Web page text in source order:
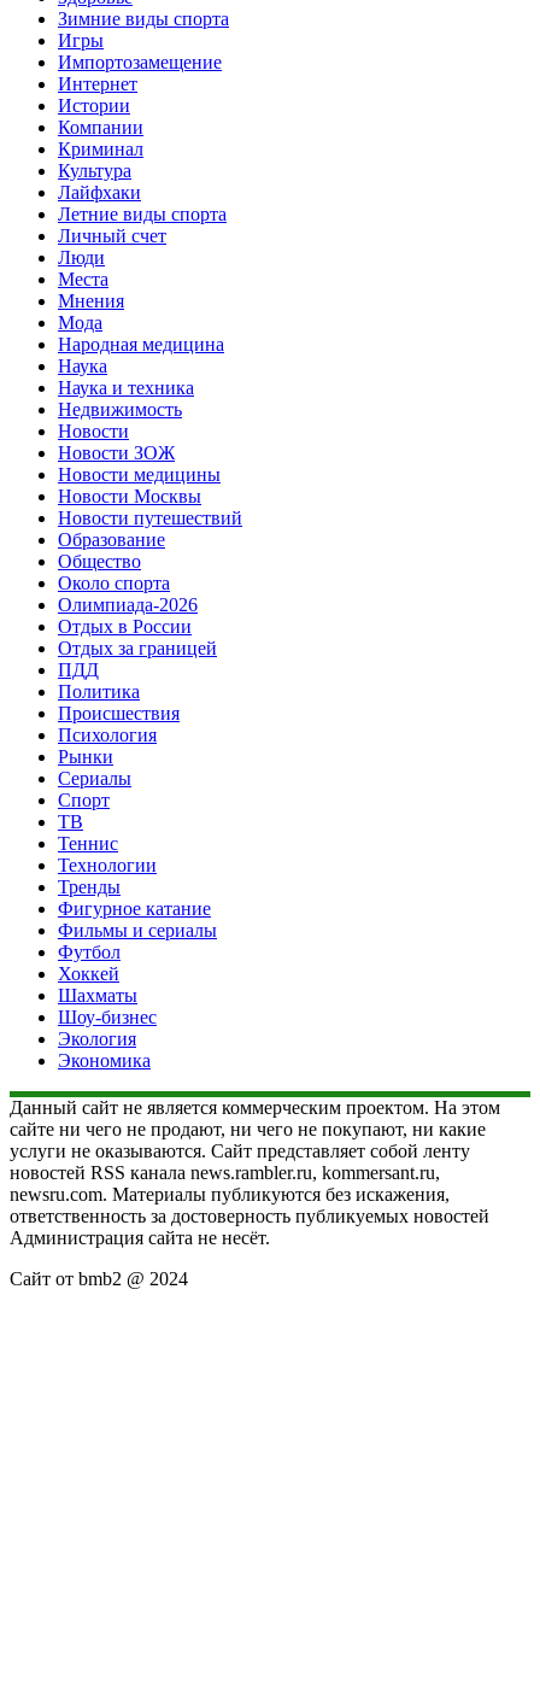
Зимние виды спорта
Игры
Импортозамещение
Интернет
Истории
Компании
Криминал
Культура
Лайфхаки
Летние виды спорта
Личный счет
Люди
Места
Мнения
Мода
Народная медицина
Наука
Наука и техника
Недвижимость
Новости
Новости ЗОЖ
Новости медицины
Новости Москвы
Новости путешествий
Образование
Общество
Около спорта
Олимпиада-2026
Отдых в России
Отдых за границей
ПДД
Политика
Происшествия
Психология
Рынки
Сериалы
Спорт
ТВ
Теннис
Технологии
Тренды
Фигурное катание
Фильмы и сериалы
Футбол
Хоккей
Шахматы
Шоу-бизнес
Экология
Экономика
Данный сайт не является коммерческим проектом. На этом
сайте ни чего не продают, ни чего не покупают, ни какие
услуги не оказываются. Сайт представляет собой ленту
новостей RSS канала news.rambler.ru, kommersant.ru,
newsru.com. Материалы публикуются без искажения,
ответственность за достоверность публикуемых новостей
Администрация сайта не несёт.
Сайт от bmb2 @ 2024